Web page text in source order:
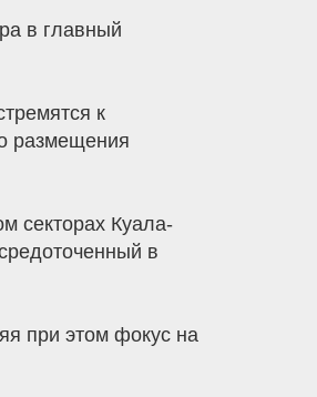
в главный
к
размещения
секторах Куала-
в
при этом фокус на